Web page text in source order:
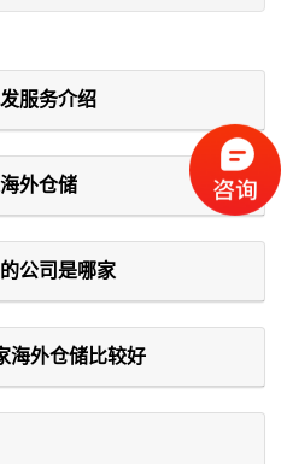
服务介绍
外仓储
公司是哪家
海外仓储比较好